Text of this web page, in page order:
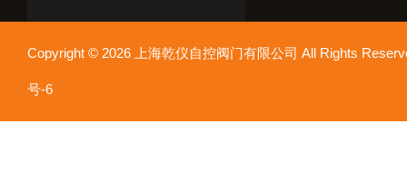
Copyright © 2026 上海乾仪自控阀门有限公司 All Rights
号-6